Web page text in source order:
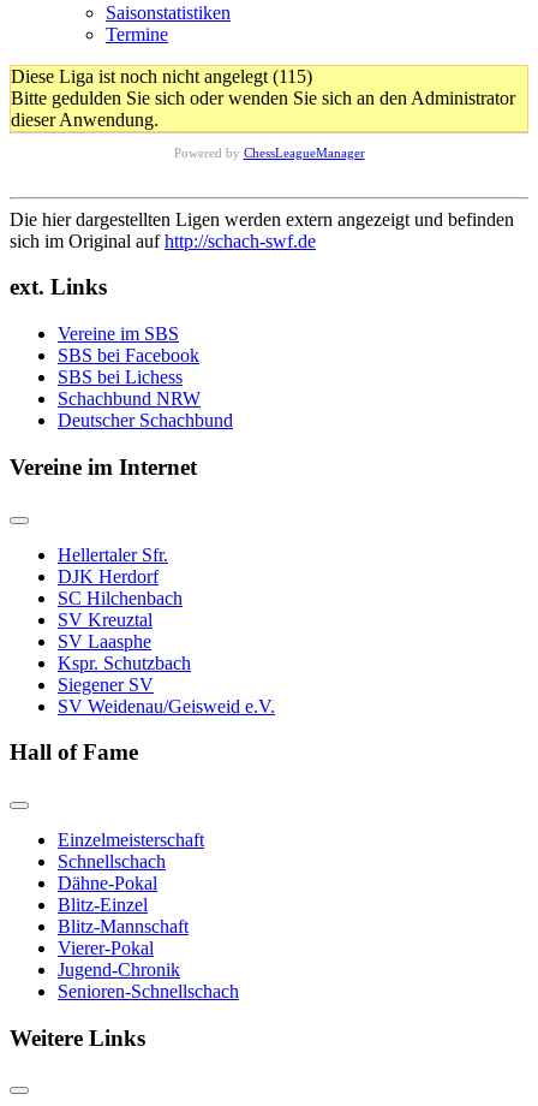
Saisonstatistiken
Termine
Diese Liga ist noch nicht angelegt (115)
Bitte gedulden Sie sich oder wenden Sie sich an den Administrator
dieser Anwendung.
Powered by ChessLeagueManager
Die hier dargestellten Ligen werden extern angezeigt und befinden
sich im Original aufhttp://schach-swf.de
ext. Links
Vereine im SBS
SBS bei Facebook
SBS bei Lichess
Schachbund NRW
Deutscher Schachbund
Vereine im Internet
Hellertaler Sfr.
DJK Herdorf
SC Hilchenbach
SV Kreuztal
SV Laasphe
Kspr. Schutzbach
Siegener SV
SV Weidenau/Geisweid e.V.
Hall of Fame
Einzelmeisterschaft
Schnellschach
Dähne-Pokal
Blitz-Einzel
Blitz-Mannschaft
Vierer-Pokal
Jugend-Chronik
Senioren-Schnellschach
Weitere Links